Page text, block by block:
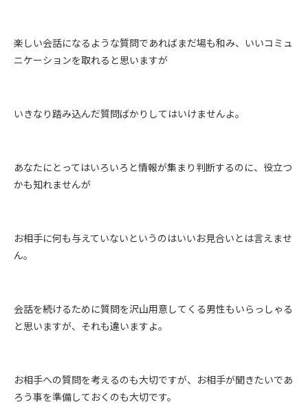
楽しい会話になるような質問であればまだ場も和み、いいコミュ
ニケーションを取れると思いますが
いきなり踏み込んだ質問ばかりしてはいけませんよ。
あなたにとってはいろいろと情報が集まり判断するのに、役立つ
かも知れませんが
お相手に何も与えていないというのはいいお見合いとは言えませ
ん。
会話を続けるために質問を沢山用意してくる男性もいらっしゃる
と思いますが、それも違いますよ。
お相手への質問を考えるのも大切ですが、お相手が聞きたいであ
ろう事を準備しておくのも大切です。